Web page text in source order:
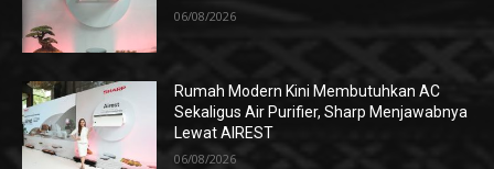
06/08/2026
Rumah Modern Kini Membutuhkan AC
Sekaligus Air Purifier, Sharp Menjawabnya
Lewat AIREST
06/08/2026